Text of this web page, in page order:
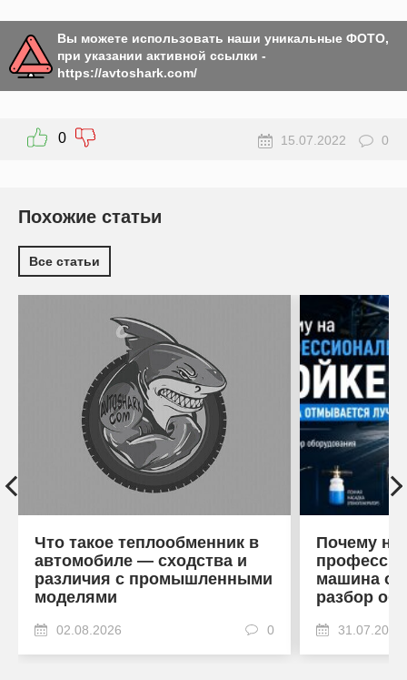
Вы можете использовать наши уникальные ФОТО,
при указании активной ссылки -
https://avtoshark.com/
0 15.07.2022 0
Похожие статьи
Все статьи
Что такое теплообменник в
автомобиле — сходства и
различия с промышленными
моделями
02.08.2026 0
Почему на
машина
разбор
31.07.2026